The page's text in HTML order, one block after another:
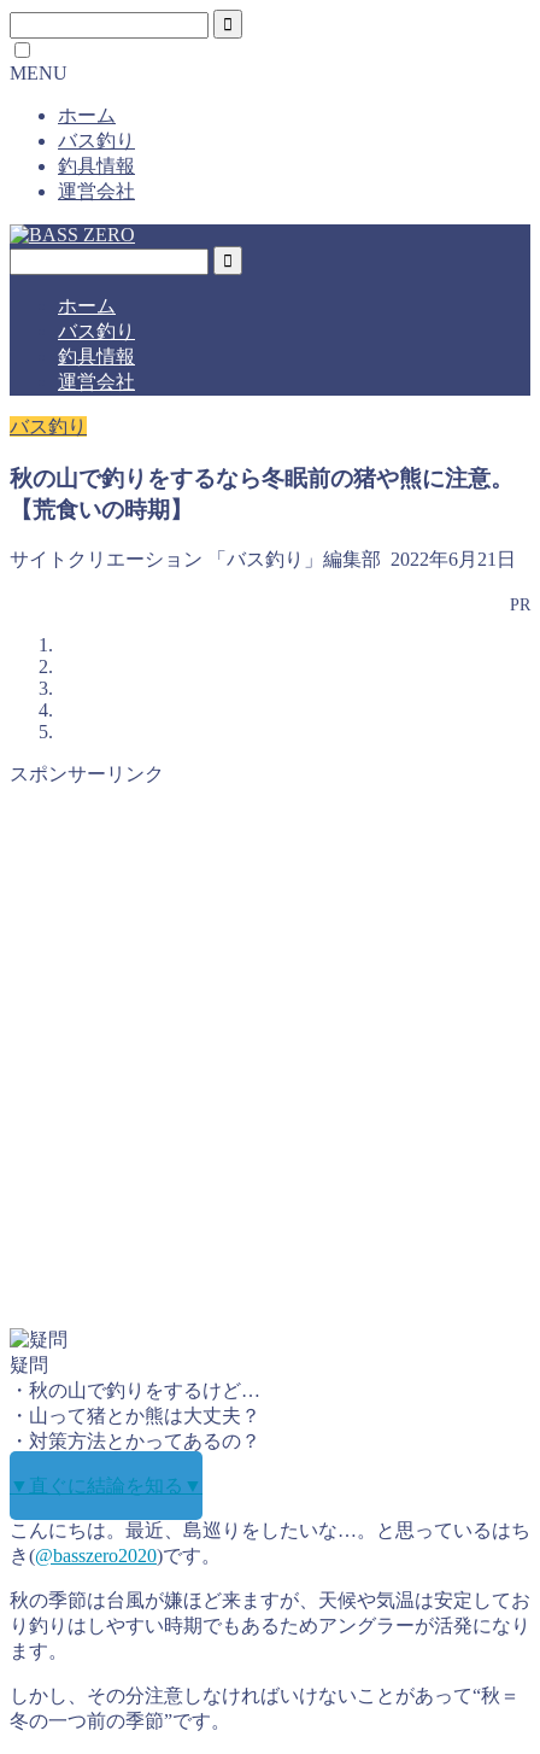
MENU
ホーム
バス釣り
釣具情報
運営会社
ホーム
バス釣り
釣具情報
運営会社
バス釣り
秋の山で釣りをするなら冬眠前の猪や熊に注意。
【荒食いの時期】
サイトクリエーション 「バス釣り」編集部 2022年6月21日
PR
スポンサーリンク
疑問
・秋の山で釣りをするけど…
・山って猪とか熊は大丈夫？
・対策方法とかってあるの？
▼直ぐに結論を知る▼
こんにちは。最近、島巡りをしたいな…。と思っているはち
き(@basszero2020)です。
秋の季節は台風が嫌ほど来ますが、天候や気温は安定してお
り釣りはしやすい時期でもあるためアングラーが活発になり
ます。
しかし、その分注意しなければいけないことがあって“秋＝
冬の一つ前の季節”です。